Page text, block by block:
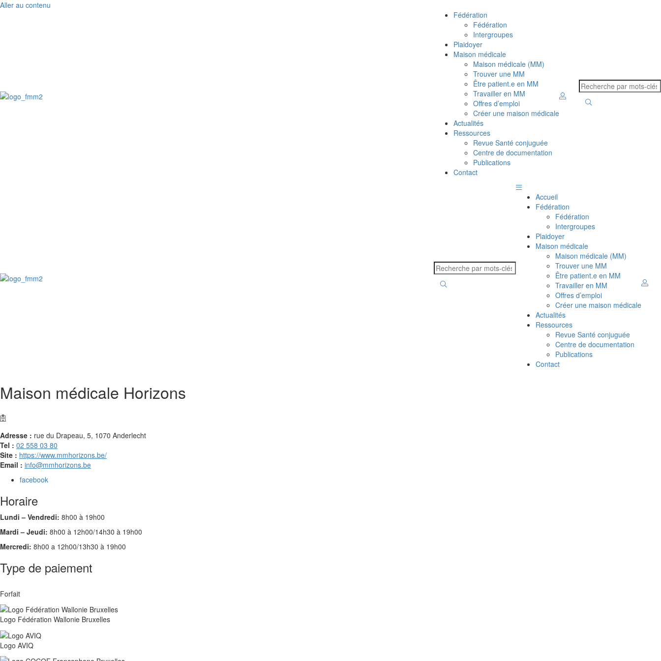
Aller au contenu
Fédération
Fédération
Intergroupes
Plaidoyer
Maison médicale
Maison médicale (MM)
Trouver une MM
Être patient.e en MM
Travailler en MM
Offres d’emploi
Créer une maison médicale
Actualités
Ressources
Revue Santé conjuguée
Centre de documentation
Publications
Contact
Accueil
Fédération
Fédération
Intergroupes
Plaidoyer
Maison médicale
Maison médicale (MM)
Trouver une MM
Être patient.e en MM
Travailler en MM
Offres d’emploi
Créer une maison médicale
Actualités
Ressources
Revue Santé conjuguée
Centre de documentation
Publications
Contact
Maison médicale Horizons
Adresse : rue du Drapeau, 5, 1070 Anderlecht
Tel : 02 558 03 80
Site : https://www.mmhorizons.be/
Email : info@mmhorizons.be
facebook
Horaire
Lundi – Vendredi: 8h00 à 19h00
Mardi – Jeudi: 8h00 à 12h00/14h30 à 19h00
Mercredi: 8h00 a 12h00/13h30 à 19h00
Type de paiement
Forfait
Logo Fédération Wallonie Bruxelles
Logo AVIQ